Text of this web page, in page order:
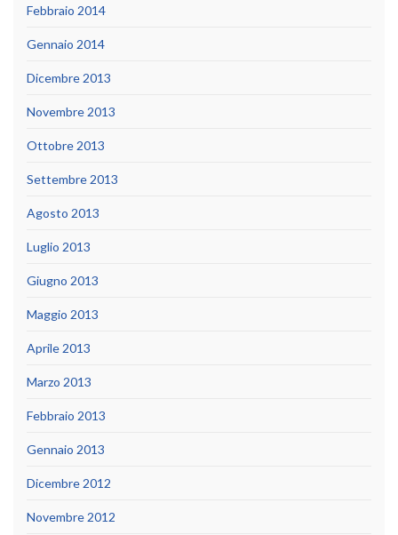
Febbraio 2014
Gennaio 2014
Dicembre 2013
Novembre 2013
Ottobre 2013
Settembre 2013
Agosto 2013
Luglio 2013
Giugno 2013
Maggio 2013
Aprile 2013
Marzo 2013
Febbraio 2013
Gennaio 2013
Dicembre 2012
Novembre 2012